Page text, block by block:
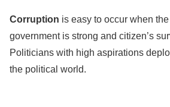
Corruption is easy to occur when
government is strong and citizen’s
Politicians with high aspirations
the political world.